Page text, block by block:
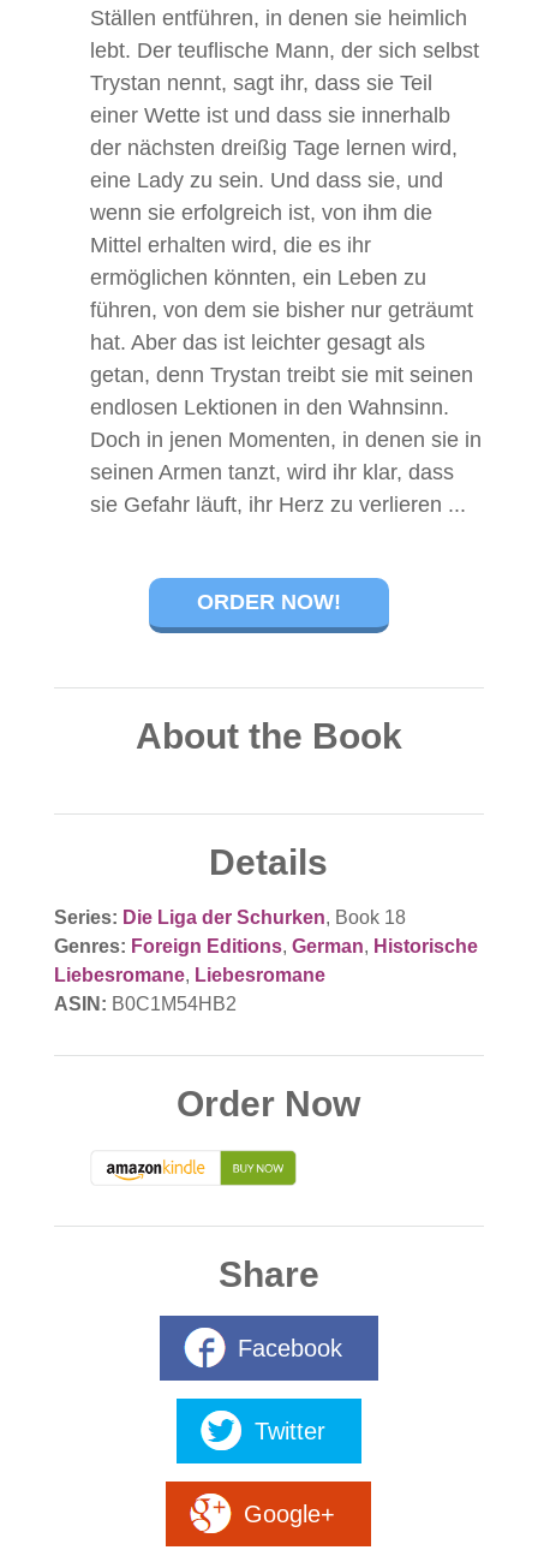
Ställen entführen, in denen sie heimlich
lebt. Der teuflische Mann, der sich selbst
Trystan nennt, sagt ihr, dass sie Teil
einer Wette ist und dass sie innerhalb
der nächsten dreißig Tage lernen wird,
eine Lady zu sein. Und dass sie, und
wenn sie erfolgreich ist, von ihm die
Mittel erhalten wird, die es ihr
ermöglichen könnten, ein Leben zu
führen, von dem sie bisher nur geträumt
hat. Aber das ist leichter gesagt als
getan, denn Trystan treibt sie mit seinen
endlosen Lektionen in den Wahnsinn.
Doch in jenen Momenten, in denen sie in
seinen Armen tanzt, wird ihr klar, dass
sie Gefahr läuft, ihr Herz zu verlieren ...
ORDER NOW!
About the Book
Details
Series: Die Liga der Schurken, Book 18
Genres: Foreign Editions, German, Historische
Liebesromane, Liebesromane
ASIN: B0C1M54HB2
Order Now
Share
Facebook
Twitter
Google+